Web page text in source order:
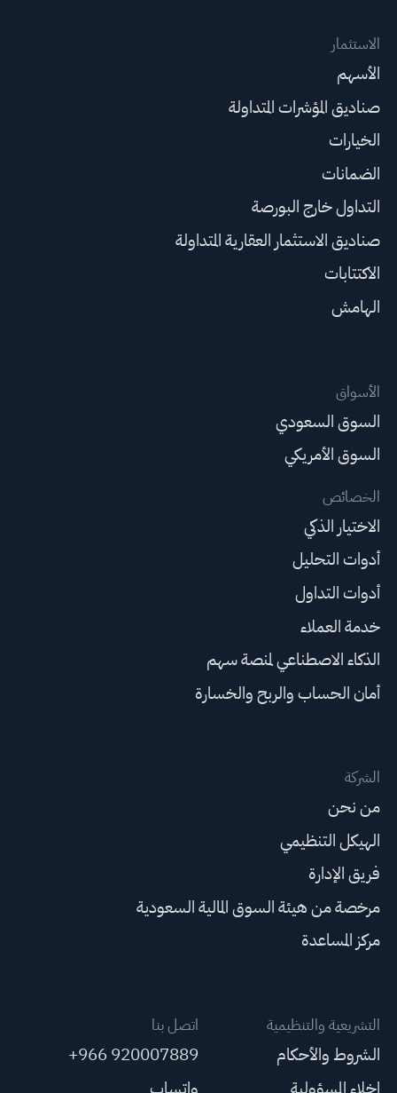
الاستثمار
الأسهم
صناديق المؤشرات المتداولة
الخيارات
الضمانات
التداول خارج البورصة
صناديق الاستثمار العقارية المتداولة
الاكتتابات
الهامش
الأسواق
السوق السعودي
السوق الأمريكي
الخصائص
الاختيار الذكي
أدوات التحليل
أدوات التداول
خدمة العملاء
الذكاء الاصطناعي لمنصة سهم
أمان الحساب والربح والخسارة
الشركة
من نحن
الهيكل التنظيمي
فريق الإدارة
مرخصة من هيئة السوق المالية السعودية
مركز المساعدة
التشريعية والتنظيمية
الشروط والأحكام
إخلاء المسؤولية
اتصل بنا
+966 920007889
واتساب